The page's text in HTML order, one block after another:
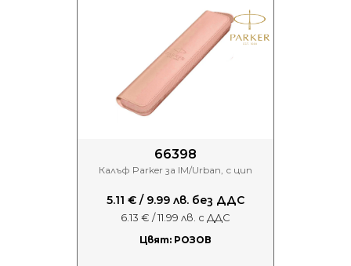
66398
Калъф Parker за IM/Urban, с цип
5.11 € / 9.99 лв. без ДДС
6.13 € / 11.99 лв. с ДДС
Цвят: РОЗОВ